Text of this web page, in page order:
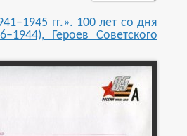
гг.». 100 лет со дня
Героев Советского